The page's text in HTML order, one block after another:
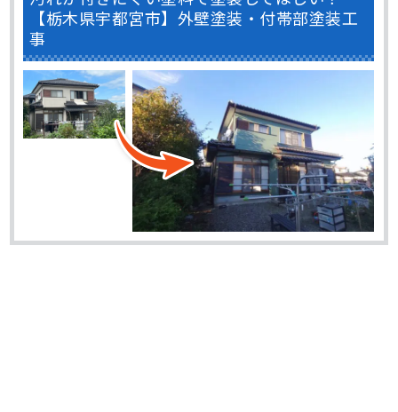
【栃木県宇都宮市】外壁塗装・付帯部塗装工
事